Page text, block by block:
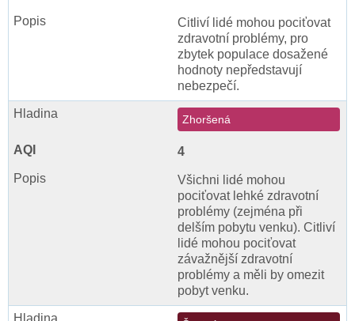
Citliví lidé mohou pociťovat
zdravotní problémy, pro
zbytek populace dosažené
hodnoty nepředstavují
nebezpečí.
Zhoršená
4
Všichni lidé mohou
pociťovat lehké zdravotní
problémy (zejména při
delším pobytu venku). Citliví
lidé mohou pociťovat
závažnější zdravotní
problémy a měli by omezit
pobyt venku.